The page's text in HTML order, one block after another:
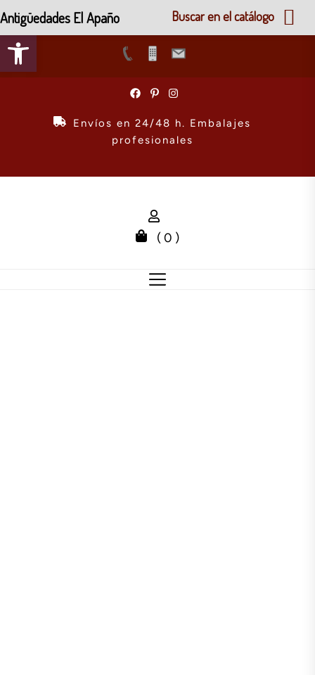
Abrir barra de herramientas
Envíos en 24/48 h. Embalajes
profesionales
( 0 )
Antigüedades El Apaño Buscar en el catálogo